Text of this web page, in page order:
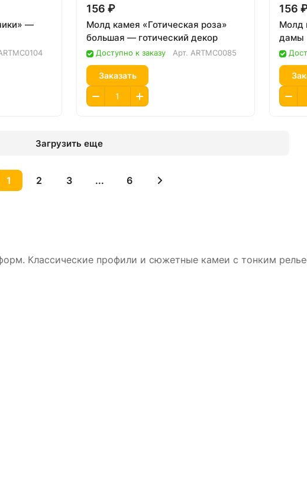
—
156 ₽
Молд камея «Готическая роза»
большая — готический декор
Доступно к заказу Арт. ARTMC0085
Заказать
156
Молд
дамы
Загрузить еще
1 2 3 ... 6
Классические профили и сюжетные камеи с тонким